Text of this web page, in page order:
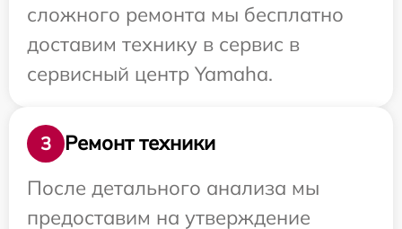
сложного ремонта мы бесплатно
доставим технику в сервис в
сервисный центр Yamaha.
3
Ремонт техники
После детального анализа мы
предоставим на утверждение